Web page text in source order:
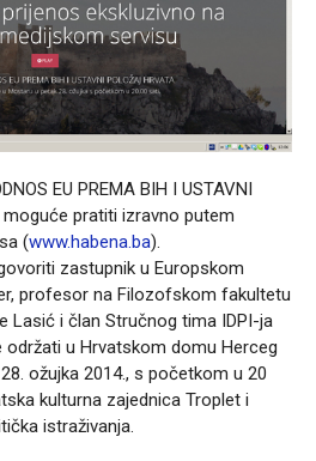
EU PREMA BIH I USTAVNI
moguće pratiti izravno putem
(www.habena.ba).
zastupnik u Europskom
profesor na Filozofskom fakultetu
Lasić i član Stručnog tima IDPI-ja
održati u Hrvatskom domu Herceg
ožujka 2014., s početkom u 20
kulturna zajednica Troplet i
istraživanja.